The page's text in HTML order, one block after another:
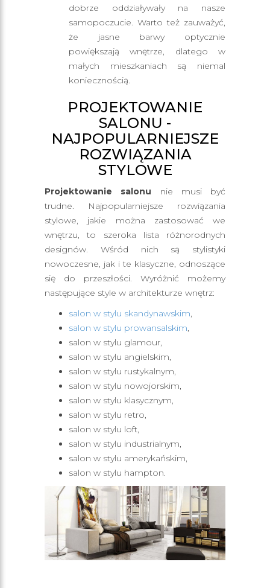
dobrze oddziaływały na nasze
samopoczucie. Warto też zauważyć,
że jasne barwy optycznie
powiększają wnętrze, dlatego w
małych mieszkaniach są niemal
koniecznością.
PROJEKTOWANIE
SALONU -
NAJPOPULARNIEJSZE
ROZWIĄZANIA
STYLOWE
Projektowanie salonu nie musi być
trudne. Najpopularniejsze rozwiązania
stylowe, jakie można zastosować we
wnętrzu, to szeroka lista różnorodnych
designów. Wśród nich są stylistyki
nowoczesne, jak i te klasyczne, odnoszące
się do przeszłości. Wyróżnić możemy
następujące style w architekturze wnętrz:
salon w stylu skandynawskim,
salon w stylu prowansalskim,
salon w stylu glamour,
salon w stylu angielskim,
salon w stylu rustykalnym,
salon w stylu nowojorskim,
salon w stylu klasycznym,
salon w stylu retro,
salon w stylu loft,
salon w stylu industrialnym,
salon w stylu amerykańskim,
salon w stylu hampton.